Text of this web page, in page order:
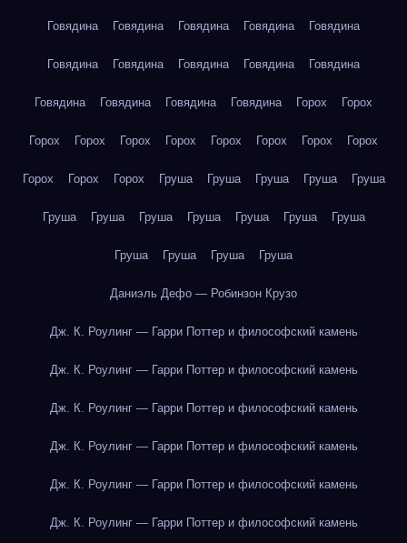
Говядина Говядина Говядина Говядина Говядина
Говядина Говядина Говядина Говядина Говядина
Говядина Говядина Говядина Говядина Горох Горох
Горох Горох Горох Горох Горох Горох Горох Горох
Горох Горох Горох Груша Груша Груша Груша Груша
Груша Груша Груша Груша Груша Груша Груша
Груша Груша Груша Груша
Даниэль Дефо — Робинзон Крузо
Дж. К. Роулинг — Гарри Поттер и философский камень
Дж. К. Роулинг — Гарри Поттер и философский камень
Дж. К. Роулинг — Гарри Поттер и философский камень
Дж. К. Роулинг — Гарри Поттер и философский камень
Дж. К. Роулинг — Гарри Поттер и философский камень
Дж. К. Роулинг — Гарри Поттер и философский камень